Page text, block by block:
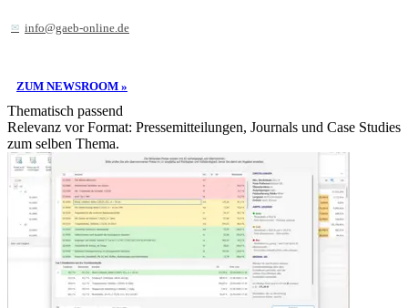
info@gaeb-online.de
ZUM NEWSROOM »
Thematisch passend
Relevanz vor Format: Pressemitteilungen, Journals und Case Studies
zum selben Thema.